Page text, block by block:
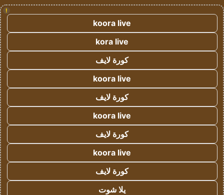
!
koora live
kora live
كورة لايف
koora live
كورة لايف
koora live
كورة لايف
koora live
كورة لايف
يلا شوت